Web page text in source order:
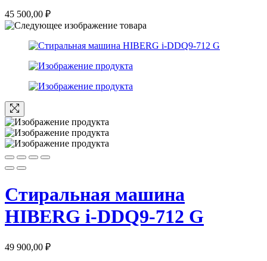
45 500,00 ₽
Стиральная машина
HIBERG i-DDQ9-712 G
49 900,00 ₽